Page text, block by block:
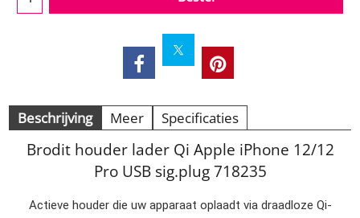
Beschrijving Meer Specificaties
Brodit houder lader Qi Apple iPhone 12/12
Pro USB sig.plug 718235
Actieve houder die uw apparaat oplaadt via draadloze Qi-